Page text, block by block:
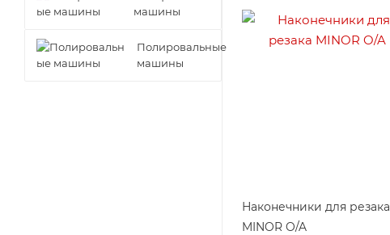
Наконечники для резака
MINOR O/A
машины
Полировальные
машины